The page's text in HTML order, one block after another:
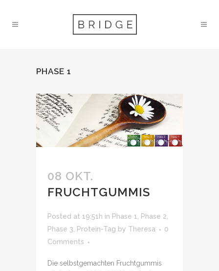
PHASE 1
08 OKT.
FRUCHTGUMMIS
Posted at 19:51h in Phase 1 Phase 2
Phase 3
Protein-Tag by Theresa
0
Comments
Die selbstgemachten Fruchtgummis